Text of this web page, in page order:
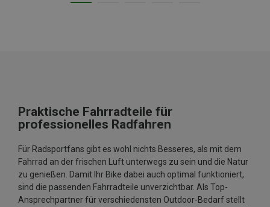
Praktische Fahrradteile für
professionelles Radfahren
Für Radsportfans gibt es wohl nichts Besseres, als mit dem
Fahrrad an der frischen Luft unterwegs zu sein und die Natur
zu genießen. Damit Ihr Bike dabei auch optimal funktioniert,
sind die passenden Fahrradteile unverzichtbar. Als Top-
Ansprechpartner für verschiedensten Outdoor-Bedarf stellt